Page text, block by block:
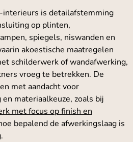
interieurs is detailafstemming
op plinten,
spiegels, niswanden en
akoestische maatregelen
schilderwerk of wandafwerking,
vroeg te betrekken. De
met aandacht voor
materiaalkeuze, zoals bij
met focus op finish en
bepalend de afwerkingslaag is